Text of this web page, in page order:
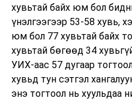
хувьтай байх юм бол
үнэлгээгээр 53-58 хувь,
юм бол 77 хувьтай байх
хувьтай бөгөөд 34
УИХ-аас 57 дугаар
хувьд тун сэтгэл
энэ тогтоол нь хуульдаа